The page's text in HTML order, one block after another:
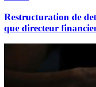
Restructuration de
que directeur